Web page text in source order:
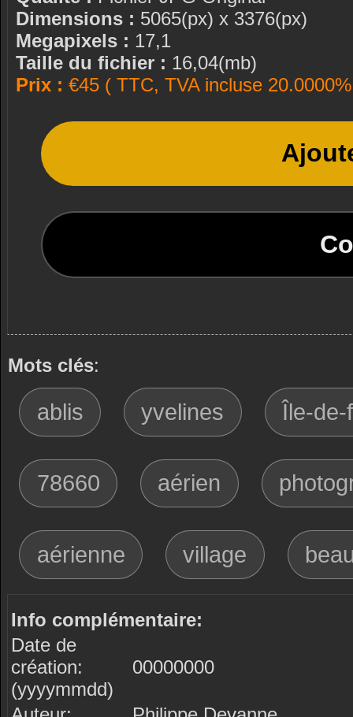
Dimensions : 5065(px) x 3376(px)
Megapixels : 17,1
Taille du fichier : 16,04(mb)
Prix : €45 ( TTC, TVA incluse
Mots clés:
ablis yvelines Île-
78660 aérien
aérienne village
Info complémentaire:
Date de
création:
(yyyymmdd)
00000000